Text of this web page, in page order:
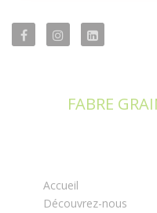
FABRE
Accueil
Découvrez-nous